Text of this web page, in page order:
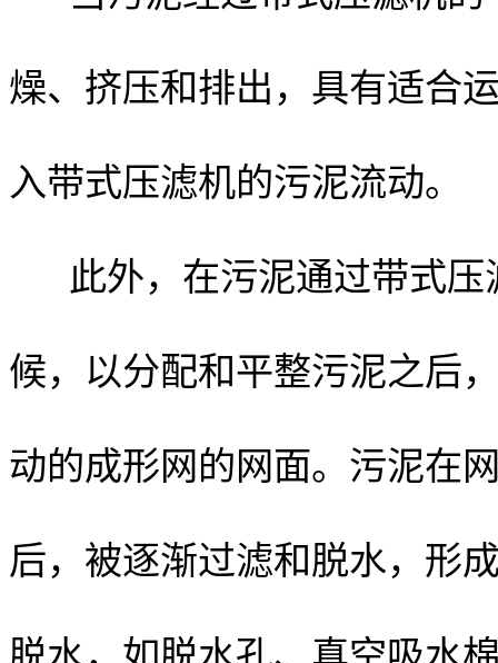
燥、挤压和排出，具有适合
入带式压滤机的污泥流动。
此外，在污泥通过带式
候，以分配和平整污泥之后
动的成形网的网面。污泥在
后，被逐渐过滤和脱水，形